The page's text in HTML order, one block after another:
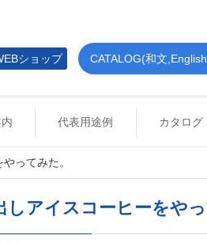
ショップ CATALOG(和文
代表用途例 カタログ
ってみた。
しアイスコーヒーをやっ